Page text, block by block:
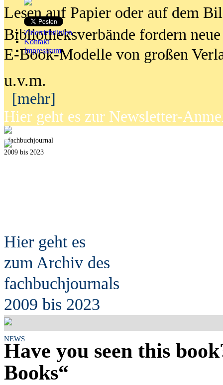
Zitierrichtlinien
Kontakt
Impresssum
Lesen auf Papier oder auf dem
Bibliotheksverbände fordern neue
E-Book-Modelle von großen
u.v.m.
[mehr]
Hier geht es zur Newsletter-
fachbuchjournal
2009 bis 2023
Hier geht es
zum Archiv des
fachbuchjournals
2009 bis 2023
NEWS
Have you seen this
Books“